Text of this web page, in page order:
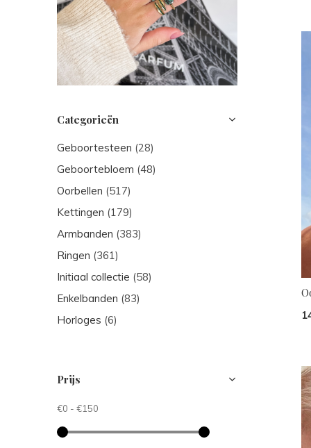
Categorieën
Geboortesteen (28)
Geboortebloem (48)
Oorbellen (517)
Kettingen (179)
Armbanden (383)
Ringen (361)
Initiaal collectie (58)
Enkelbanden (83)
Horloges (6)
Prijs
€0 - €150